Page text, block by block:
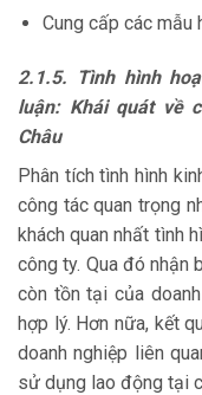
Cung cấp các mẫu
2.1.5. Tình hình
luận: Khái quát về
Châu
Phân tích tình hình
công tác quan trọng
khách quan nhất tình
công ty. Qua đó nhận
còn tồn tại của
hợp lý. Hơn nữa, kết
doanh nghiệp liên
sử dụng lao động tại